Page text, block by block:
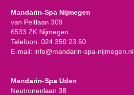
Mandarin-Spa Nijmegen
van Peltlaan 309
6533 ZK Nijmegen
Telefoon: 024 350 23 60
E-mail: info@mandarin-spa-nijmegen.nl
Mandarin-Spa Uden
Neutronenlaan 38